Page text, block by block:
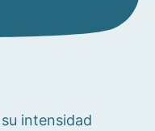
intensidad